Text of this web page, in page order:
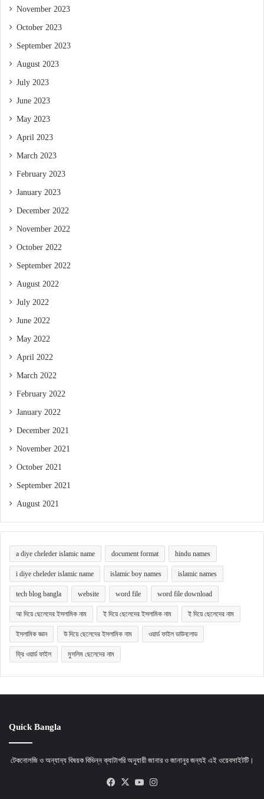
November 2023
October 2023
September 2023
August 2023
July 2023
June 2023
May 2023
April 2023
March 2023
February 2023
January 2023
December 2022
November 2022
October 2022
September 2022
August 2022
July 2022
June 2022
May 2022
April 2022
March 2022
February 2022
January 2022
December 2021
November 2021
October 2021
September 2021
August 2021
a diye cheleder islamic name document format hindu names
i diye cheleder islamic name islamic boy names islamic names
tech blog bangla website word file word file download
আ দিয়ে ছেলেদের ইসলামিক নাম ই দিয়ে ছেলেদের ইসলামিক নাম ই দিয়ে ছেলেদের নাম
ইসলামিক জ্ঞান উ দিয়ে ছেলেদের ইসলামিক নাম ওয়ার্ড ফাইল ডাউনলোড
ফ্রি ওয়ার্ড ফাইল মুসলিম ছেলেদের নাম
Quick Bangla
টেকনোলজি ও অন্যান্য বিষয়ক বিভিন্ন ক্যাটাগরি অনুযায়ী জানার ও জানানুর জন্যই এই ওয়েবসাইটটি।
Facebook
X YouTube